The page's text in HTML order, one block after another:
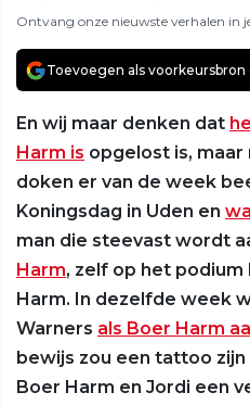
Ontvang onze nieuwste verhalen in
Toevoegen als voorkeursbron
En wij maar denken dat
Harm is opgelost is, maar
doken er van de week
Koningsdag in Uden en
man die steevast wordt
Harm, zelf op het
Harm. In dezelfde week
Warners als Boer Harm
bewijs zou een tattoo
Boer Harm en Jordi een